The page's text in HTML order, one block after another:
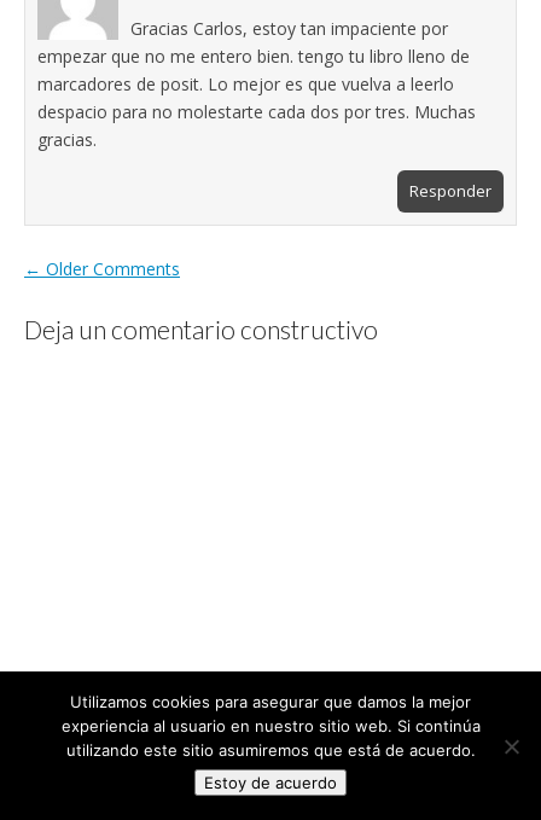
Gracias Carlos, estoy tan impaciente por
empezar que no me entero bien. tengo tu libro lleno de
marcadores de posit. Lo mejor es que vuelva a leerlo
despacio para no molestarte cada dos por tres. Muchas
gracias.
Responder
← Older Comments
Deja un comentario constructivo
Utilizamos cookies para asegurar que damos la mejor
experiencia al usuario en nuestro sitio web. Si continúa
utilizando este sitio asumiremos que está de acuerdo.
Estoy de acuerdo